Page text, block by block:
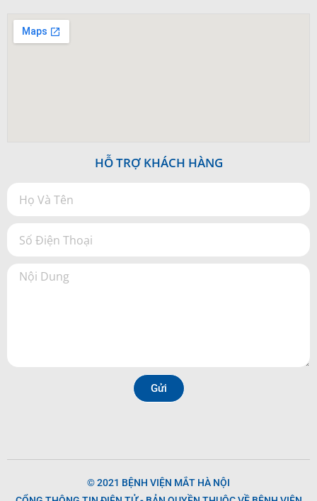
HỖ TRỢ KHÁCH HÀNG
Gửi
© 2021 BỆNH VIỆN MẮT HÀ NỘI